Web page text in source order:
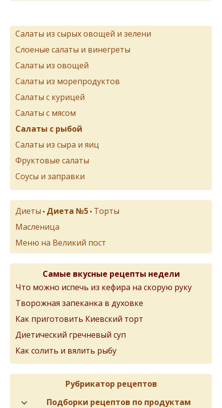
Салаты из сырых овощей и зелени
Слоеные салаты и винегреты
Салаты из овощей
Салаты из морепродуктов
Салаты с курицей
Салаты с мясом
Салаты с рыбой
Салаты из сыра и яиц
Фруктовые салаты
Соусы и заправки
Диеты • Диета №5 • Торты
Масленица
Меню на Великий пост
Самые вкусные рецепты недели
Что можно испечь из кефира на скорую руку
Творожная запеканка в духовке
Как приготовить Киевский торт
Диетический гречневый суп
Как солить и вялить рыбу
Рубрикатор рецептов
Подборки рецептов по продуктам